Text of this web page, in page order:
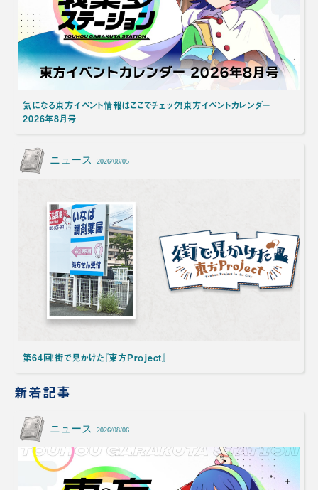
気になる東方イベント情報はここでチェック！東方イベントカレンダー
2026年8月号
ニュース 2026/08/05
第64回！街で見かけた『東方Project』
新着記事
ニュース 2026/08/06